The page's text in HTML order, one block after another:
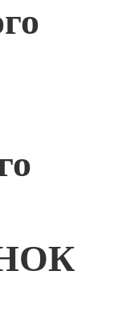
НОК